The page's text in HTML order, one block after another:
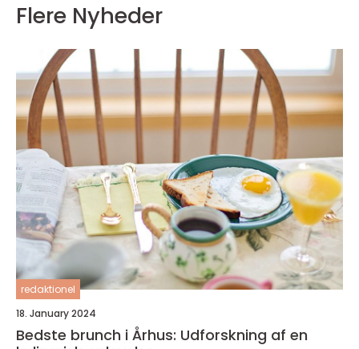
Flere Nyheder
redaktionel
18. January 2024
Bedste brunch i Århus: Udforskning af en